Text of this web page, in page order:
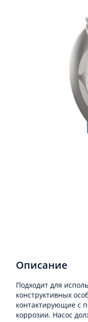
Описание
Подходит для
конструктивных
контактирующие с
коррозии. Насос